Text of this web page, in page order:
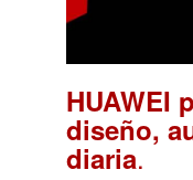
HUAWEI
diseño,
diaria.